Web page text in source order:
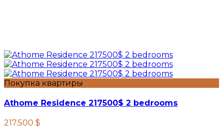
Покупка квартиры
Athome Residence 217500$ 2 bedrooms
217.500 $